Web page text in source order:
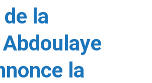
la
la